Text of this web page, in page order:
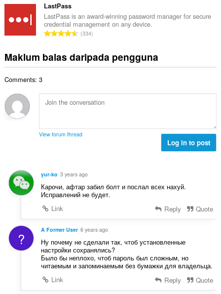
a
r
a
a
n
a
n
p
n
a
f
a
l
a
n
a
n
n
a
a
f
l
a
h
i
l
g
a
e
a
f
a
LastPass
LastPass is an award-winning password manager for secure
credential management on any device.
J
l
b
i
n
p
e
n
a
a
f
a
n
:
334
Maklum balas daripada pengguna
Comments: 3
View forum thread
Log in to post
yur-ko 3 years ago
Карочи, афтар забил болт и послал всех нахуй.
Исправлений не будет.
Link
Reply Quote
? A Former User 6 years ago
Ну почему не сделали так, чтоб установленные
настройки сохранялись?
Было бы неплохо, чтоб пароль был сложным, но
читаемым и запоминаемым без бумажки для владельца.
Link
Reply Quote